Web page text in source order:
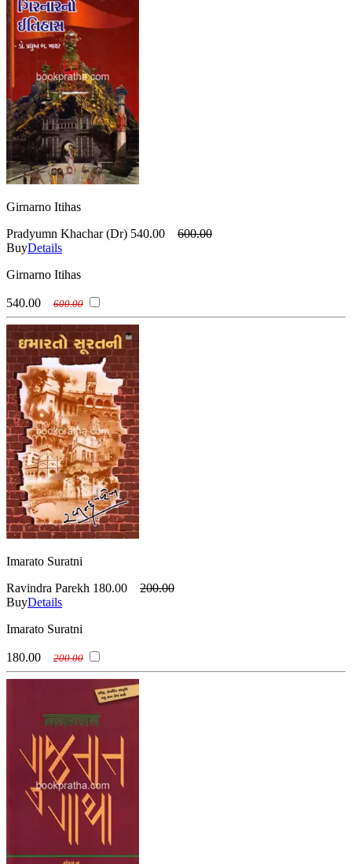
Girnarno Itihas
Pradyumn Khachar (Dr) 540.00
600.00
BuyDetails
Girnarno Itihas
540.00 600.00
Imarato Suratni
Ravindra Parekh 180.00
200.00
BuyDetails
Imarato Suratni
180.00 200.00